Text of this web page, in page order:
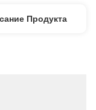
Продукта